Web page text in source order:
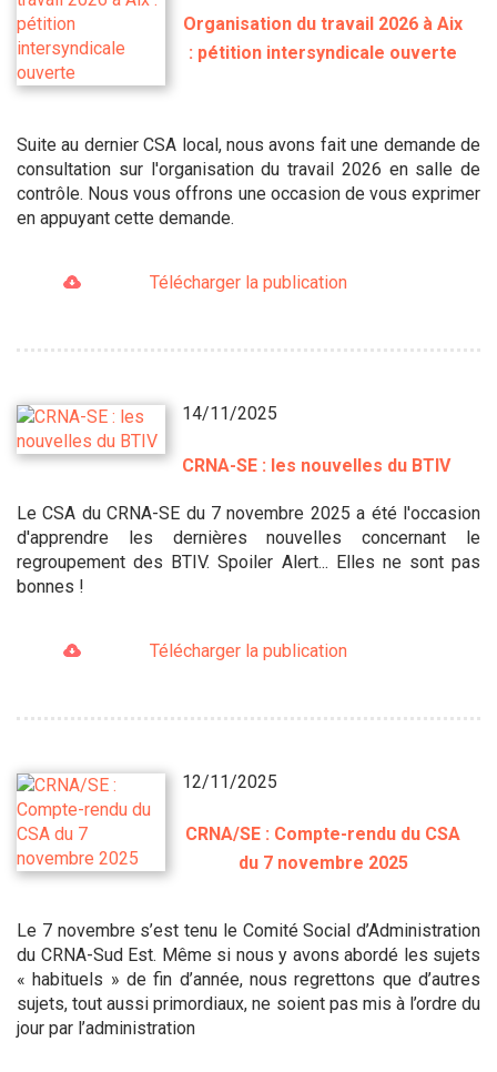
Organisation du travail 2026 à Aix
: pétition intersyndicale ouverte
Suite au dernier CSA local, nous avons fait une demande de
consultation sur l'organisation du travail 2026 en salle de
contrôle. Nous vous offrons une occasion de vous exprimer
en appuyant cette demande.
Télécharger la publication
14/11/2025
CRNA-SE : les nouvelles du BTIV
Le CSA du CRNA-SE du 7 novembre 2025 a été l'occasion
d'apprendre les dernières nouvelles concernant le
regroupement des BTIV. Spoiler Alert... Elles ne sont pas
bonnes !
Télécharger la publication
12/11/2025
CRNA/SE : Compte-rendu du CSA
du 7 novembre 2025
Le 7 novembre s’est tenu le Comité Social d’Administration
du CRNA-Sud Est. Même si nous y avons abordé les sujets
« habituels » de fin d’année, nous regrettons que d’autres
sujets, tout aussi primordiaux, ne soient pas mis à l’ordre du
jour par l’administration